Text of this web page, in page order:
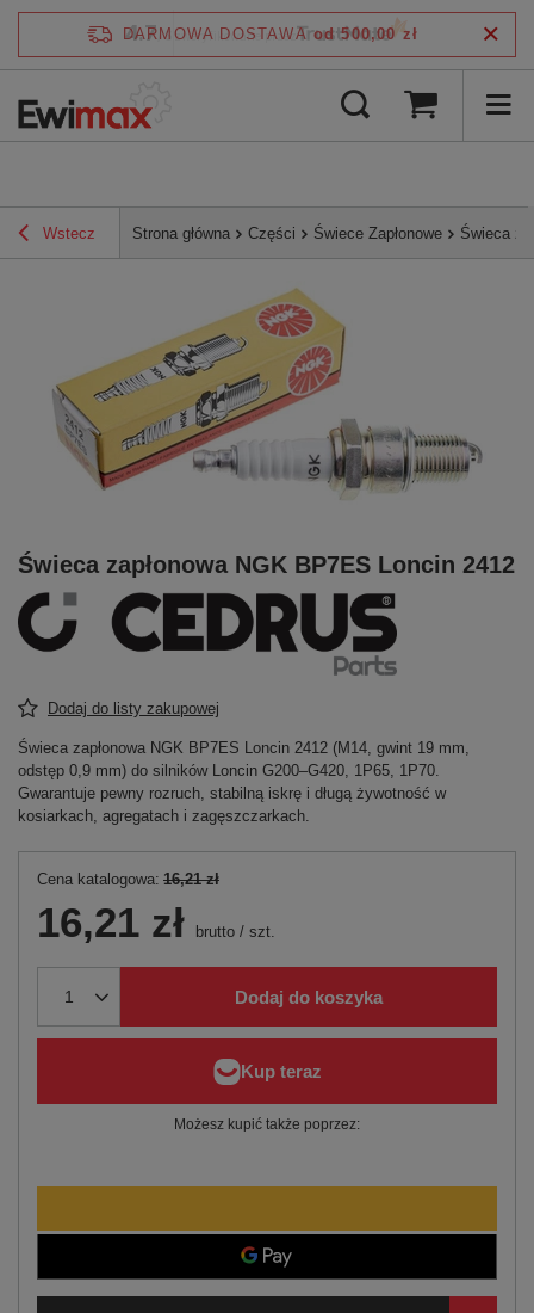
DARMOWA DOSTAWA od 500,00 zł
Wstecz Strona główna Części Świece Zapłonowe Świeca
Świeca zapłonowa NGK BP7ES Loncin 2412
Dodaj do listy zakupowej
Świeca zapłonowa NGK BP7ES Loncin 2412 (M14, gwint 19 mm,
odstęp 0,9 mm) do silników Loncin G200–G420, 1P65, 1P70.
Gwarantuje pewny rozruch, stabilną iskrę i długą żywotność w
kosiarkach, agregatach i zagęszczarkach.
Cena katalogowa: 16,21 zł
16,21 zł brutto / szt.
Dodaj do koszyka
Możesz kupić także poprzez:
4.7/5 zweryfikowane przez